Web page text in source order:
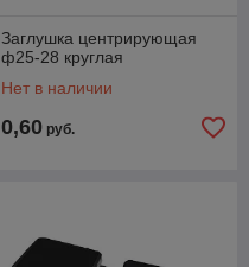
Заглушка центрирующая
ф25-28 круглая
Нет в наличии
0,60 руб.